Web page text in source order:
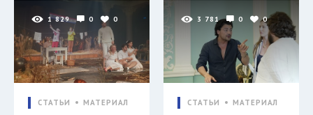
1 829 0 0
СТАТЬИ МАТЕРИАЛ
3 781 0 0
СТАТЬИ МАТЕРИАЛ